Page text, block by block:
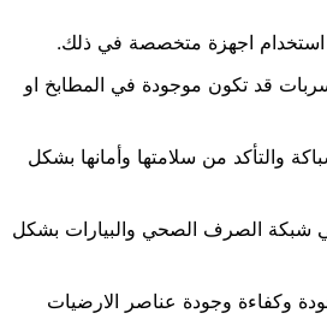
استخدام اجهزة متخصصة في ذلك.
قد تكون موجودة في المطابخ او
والتأكد من سلامتها وأمانها بشكل
الصرف الصحي والبيارات بشكل
وكفاءة وجودة عناصر الارضيات